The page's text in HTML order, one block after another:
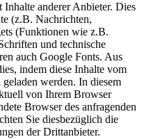
anderer Anbieter. Dies
(z.B. Nachrichten,
(Funktionen wie z.B.
und technische
auch Google Fonts. Aus
indem diese Inhalte vom
werden. In diesem
von Ihrem Browser
Browser des anfragenden
Sie diesbezüglich die
der Drittanbieter.